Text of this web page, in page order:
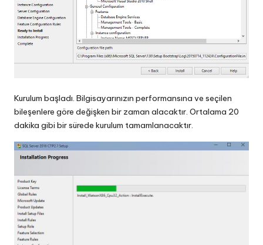
Kurulum başladı. Bilgisayarınızın performansına ve seçilen
bileşenlere göre değişken bir zaman alacaktır. Ortalama 20
dakika gibi bir sürede kurulum tamamlanacaktır.